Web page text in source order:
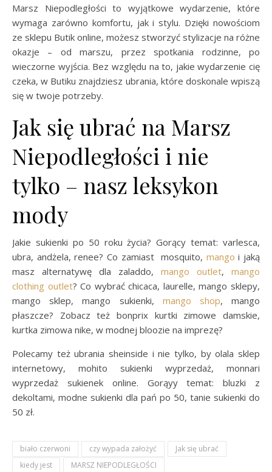
Marsz Niepodległości to wyjątkowe wydarzenie, które
wymaga zarówno komfortu, jak i stylu. Dzięki nowościom
ze sklepu Butik online, możesz stworzyć stylizacje na różne
okazje – od marszu, przez spotkania rodzinne, po
wieczorne wyjścia. Bez względu na to, jakie wydarzenie cię
czeka, w Butiku znajdziesz ubrania, które doskonale wpiszą
się w twoje potrzeby.
Jak się ubrać na Marsz
Niepodległości i nie
tylko – nasz leksykon
mody
Jakie sukienki po 50 roku życia? Gorący temat: varlesca,
ubra, andżela, renee? Co zamiast mosquito, mango i jaką
masz alternatywę dla zaladdo, mango outlet, mango
clothing outlet? Co wybrać chicaca, laurelle, mango sklepy,
mango sklep, mango sukienki, mango shop, mango
płaszcze? Zobacz też bonprix kurtki zimowe damskie,
kurtka zimowa nike, w modnej bloozie na imprezę?
Polecamy też ubrania sheinside i nie tylko, by olala sklep
internetowy, mohito sukienki wyprzedaż, monnari
wyprzedaż sukienek online. Gorąyy temat: bluzki z
dekoltami, modne sukienki dla pań po 50, tanie sukienki do
50 zł.
biało czerwoni czy wypada założyć
Jak się ubrać
kiedy jest
MARSZ NIEPODLEGŁOŚCI